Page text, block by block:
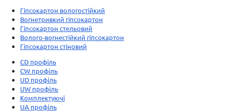
Гіпсокартон вологостійкий
Вогнетривкий гіпсокартон
Гіпсокартон стельовий
Волого-вогнестійкий гіпсокартон
Гіпсокартон стіновий
CD профіль
CW профіль
UD профіль
UW профіль
Комплектуючі
UA профіль